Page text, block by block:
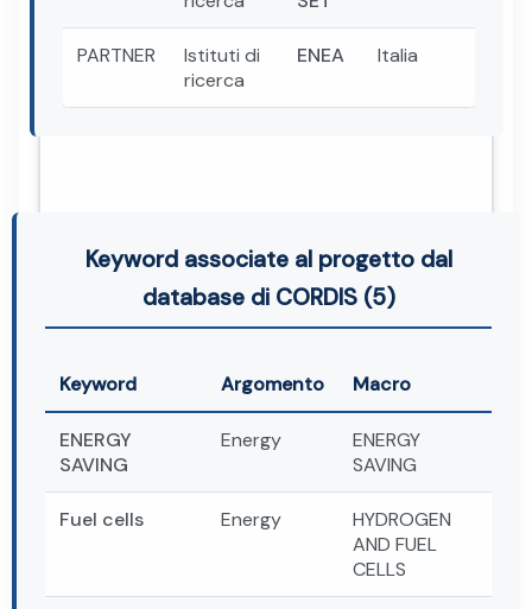
PARTNER
Istituti di
ricerca
ENEA Italia
Keyword associate al progetto dal
database di CORDIS (5)
Keyword Argomento Macro
ENERGY
SAVING
Energy
ENERGY
SAVING
Fuel cells Energy
HYDROGEN
AND FUEL
CELLS